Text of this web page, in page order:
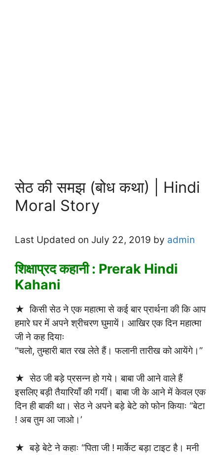
सेठ की समझ (बोध कथा) | Hindi
Moral Story
Last Updated on July 22, 2019 by admin
शिक्षाप्रद कहानी : Prerak Hindi
Kahani
★ किसी सेठ ने एक महात्मा से कई बार प्रार्थना की कि आप
हमारे घर में अपने श्रीचरण घुमायें। आखिर एक दिन महात्मा
जी ने कह दियाः
“चलो, तुम्हारी बात रख लेते हैं। फलानी तारीख को आयेंगे।”
★ सेठ जी बड़े प्रसन्न हो गये। बाबा जी आने वाले हैं
इसलिए बड़ी तैयारियाँ की गयीं। बाबा जी के आने में केवल एक
दिन ही बाकी था। सेठ ने अपने बड़े बेटे को फोन कियाः “बेटा
! अब तुम आ जाओ।’
★ बड़े बेटे ने कहाः “पिता जी ! मार्केट बड़ा टाइट है। मनी